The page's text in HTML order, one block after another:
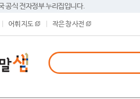
공식 전자정부 누리집입니다.
어휘 지도 작은 창 사전